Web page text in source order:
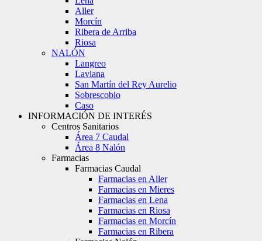
Aller
Morcín
Ribera de Arriba
Riosa
NALÓN
Langreo
Laviana
San Martín del Rey Aurelio
Sobrescobio
Caso
INFORMACIÓN DE INTERÉS
Centros Sanitarios
Área 7 Caudal
Área 8 Nalón
Farmacias
Farmacias Caudal
Farmacias en Aller
Farmacias en Mieres
Farmacias en Lena
Farmacias en Riosa
Farmacias en Morcín
Farmacias en Ribera